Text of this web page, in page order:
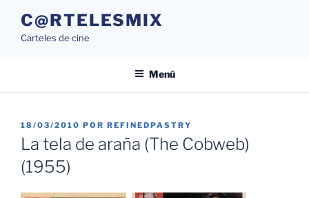
contenido
C@RTELESMIX
Carteles de cine
Menú
PUBLICADO
EL
18/03/2010 POR REFINEDPASTRY
La tela de araña (The Cobweb)
(1955)